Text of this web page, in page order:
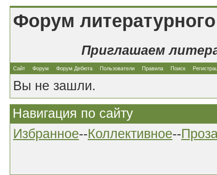
Форум
Приглашаем
Сайт Форум Форум Дебюта Пользователи Правила Поиск
Вы не зашли.
Навигация по сайту
Избранное--Коллективное--